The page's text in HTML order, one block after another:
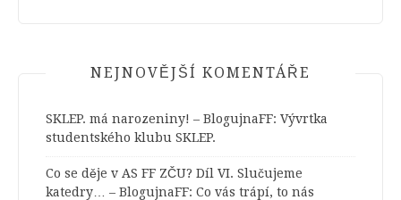
NEJNOVĚJŠÍ KOMENTÁŘE
SKLEP. má narozeniny! – BlogujnaFF: Vývrtka
studentského klubu SKLEP.
Co se děje v AS FF ZČU? Díl VI. Slučujeme
katedry… – BlogujnaFF: Co vás trápí, to nás